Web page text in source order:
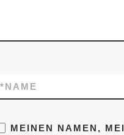
NAME
*
MEINEN NAMEN,